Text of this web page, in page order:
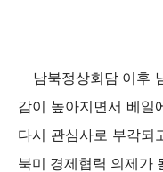
남북정상회담 이후
감이 높아지면서 베일
다시 관심사로 부각되
북미 경제협력 의제가